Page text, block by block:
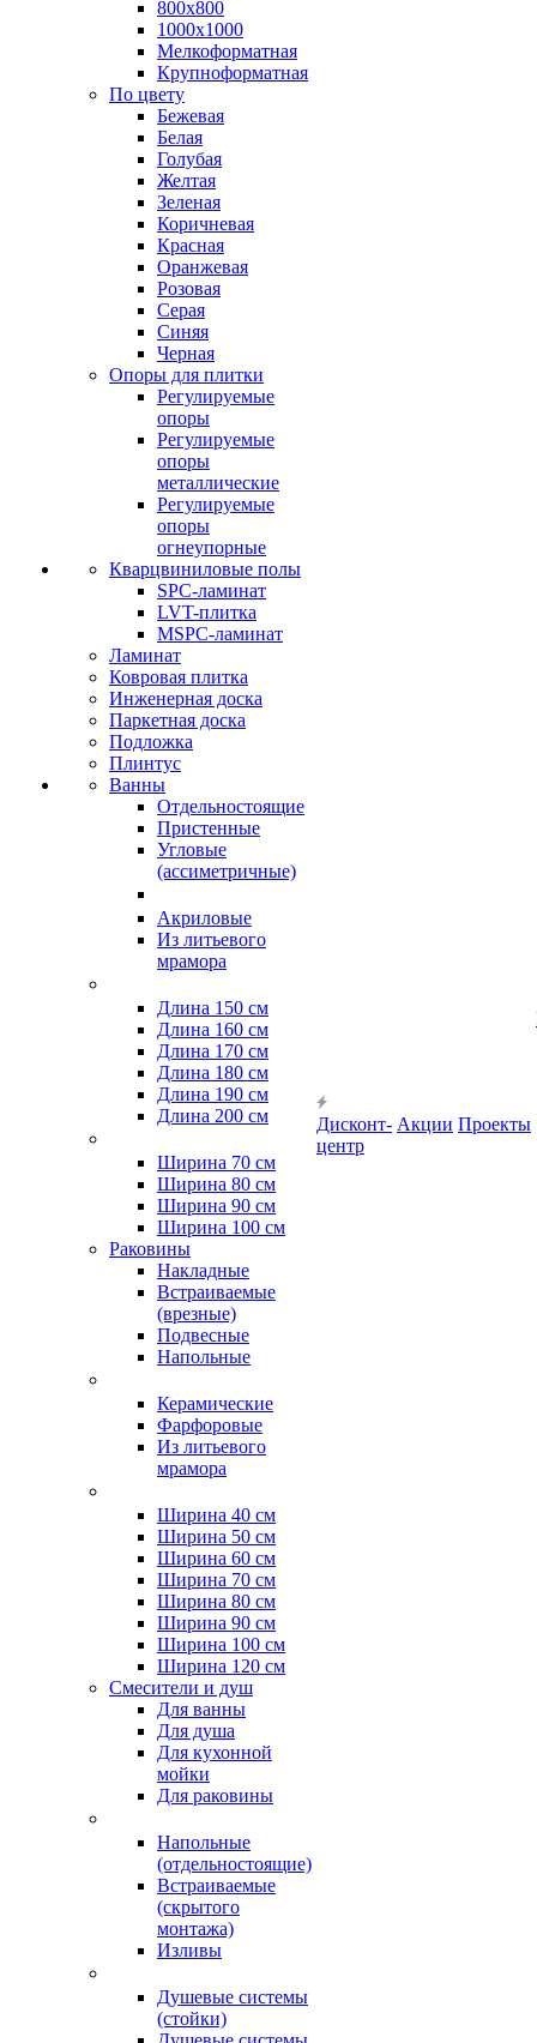
800х800
1000х1000
Мелкоформатная
Крупноформатная
По цвету
Бежевая
Белая
Голубая
Желтая
Зеленая
Коричневая
Красная
Оранжевая
Розовая
Серая
Синяя
Черная
Опоры для плитки
Регулируемые
опоры
Регулируемые
опоры
металлические
Регулируемые
опоры
огнеупорные
Кварцвиниловые полы
SPC-ламинат
LVT-плитка
MSPC-ламинат
Ламинат
Ковровая плитка
Инженерная доска
Паркетная доска
Подложка
Плинтус
Ванны
Отдельностоящие
Пристенные
Угловые
(ассиметричные)
Акриловые
Из литьевого
мрамора
Длина 150 см
Длина 160 см
Длина 170 см
Длина 180 см
Длина 190 см
Длина 200 см
Ширина 70 см
Ширина 80 см
Ширина 90 см
Ширина 100 см
Раковины
Накладные
Встраиваемые
(врезные)
Подвесные
Напольные
Керамические
Фарфоровые
Из литьевого
мрамора
Ширина 40 см
Ширина 50 см
Ширина 60 см
Ширина 70 см
Ширина 80 см
Ширина 90 см
Ширина 100 см
Ширина 120 см
Смесители и душ
Для ванны
Для душа
Для кухонной
мойки
Для раковины
Напольные
(отдельностоящие)
Встраиваемые
(скрытого
монтажа)
Изливы
Душевые системы
(стойки)
Дисконт-
центр
Акции Проекты